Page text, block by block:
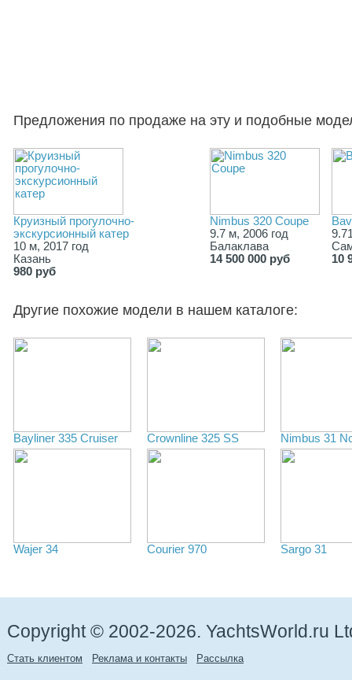
Предложения по продаже на эту и подобные
Круизный прогулочно-
экскурсионный катер
10 м, 2017 год
Казань
980 руб
Nimbus 320 Coupe
9.7 м, 2006 год
Балаклава
14 500 000 руб
10
Другие похожие модели в нашем каталоге:
Bayliner 335 Cruiser Crownline 325 SS Nimbus 31
Wajer 34 Сourier 970 Sargo 31
Copyright © 2002-2026. YachtsWorld.ru
Стать клиентом Реклама и контакты Рассылка